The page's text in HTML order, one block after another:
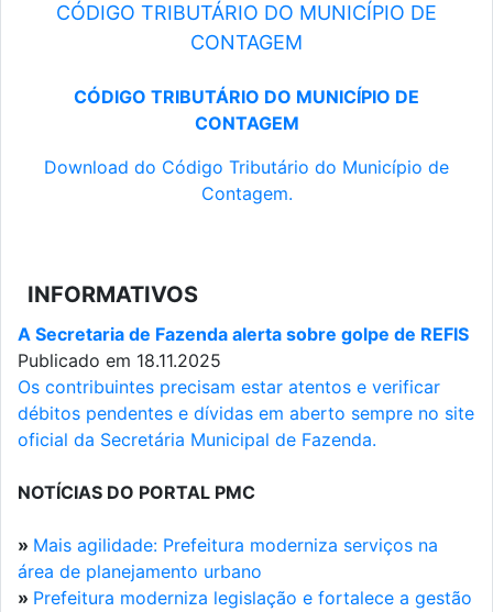
CÓDIGO TRIBUTÁRIO DO MUNICÍPIO DE
CONTAGEM
CÓDIGO TRIBUTÁRIO DO MUNICÍPIO DE
CONTAGEM
Download do Código Tributário do Município de
Contagem.
INFORMATIVOS
A Secretaria de Fazenda alerta sobre golpe de REFIS
Publicado em 18.11.2025
Os contribuintes precisam estar atentos e verificar
débitos pendentes e dívidas em aberto sempre no site
oficial da Secretária Municipal de Fazenda.
NOTÍCIAS DO PORTAL PMC
» Mais agilidade: Prefeitura moderniza serviços na
área de planejamento urbano
» Prefeitura moderniza legislação e fortalece a gestão